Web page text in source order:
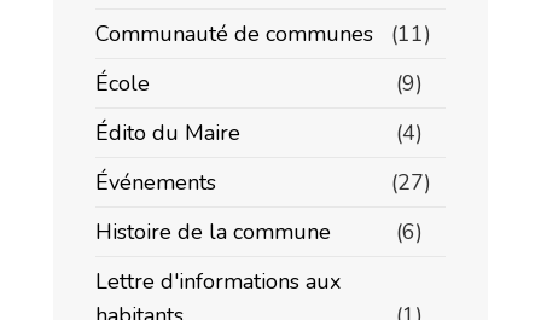
Communauté de communes
(11)
École
(9)
Édito du Maire
(4)
Événements
(27)
Histoire de la commune
(6)
Lettre d'informations aux